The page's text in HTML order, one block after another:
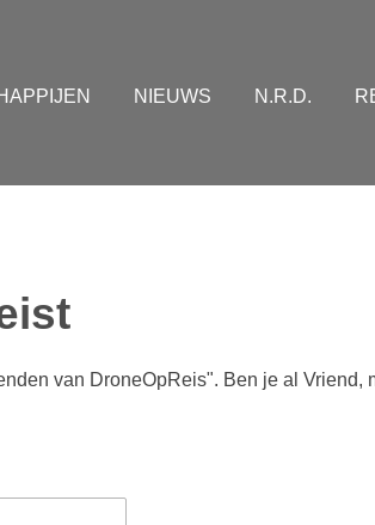
NIEUWS N.R.D.
van DroneOpReis". Ben je al